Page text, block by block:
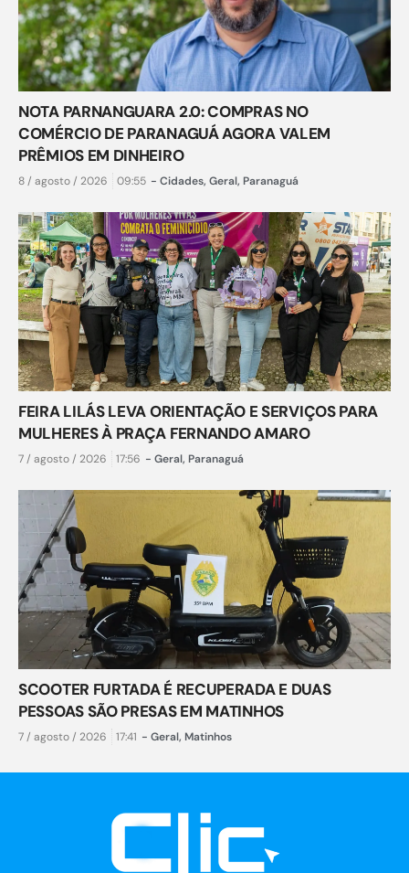
NOTA PARNANGUARA 2.0: COMPRAS NO
COMÉRCIO DE PARANAGUÁ AGORA VALEM
PRÊMIOS EM DINHEIRO
8 / agosto / 2026 09:55 - Cidades, Geral, Paranaguá
FEIRA LILÁS LEVA ORIENTAÇÃO E SERVIÇOS PARA
MULHERES À PRAÇA FERNANDO AMARO
7 / agosto / 2026 17:56 - Geral, Paranaguá
SCOOTER FURTADA É RECUPERADA E DUAS
PESSOAS SÃO PRESAS EM MATINHOS
7 / agosto / 2026 17:41 - Geral, Matinhos